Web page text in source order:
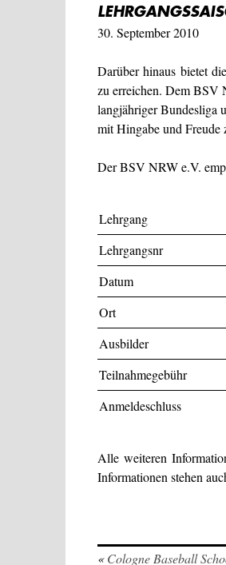
30. September 2010
Darüber hinaus bietet
zu erreichen. Dem BSV
langjähriger Bundesliga
mit Hingabe und Freude
Der BSV NRW e.V.
Lehrgang
Lehrgangsnr
Datum
Ort
Ausbilder
Teilnahmegebühr
Anmeldeschluss
Alle weiteren
Informationen stehen
«Cologne Baseball